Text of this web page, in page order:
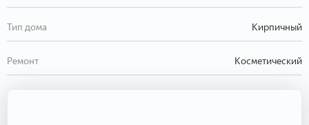
Тип дома Кирпичный
Ремонт Косметический